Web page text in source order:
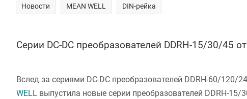
Новости MEAN WELL DIN-рейка
Серии DC-DC преобразователей DDRH-15/30/45
Вслед за сериями DC-DC преобразователей DDRH-60/
WELL выпустила новые серии преобразователей DDRH-